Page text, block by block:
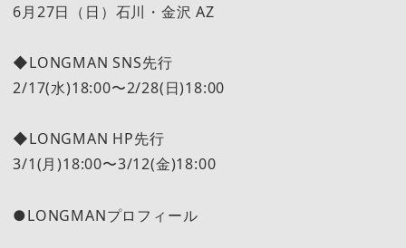
6月27日（日）石川・金沢 AZ
◆LONGMAN SNS先行
2/17(水)18:00〜2/28(日)18:00
◆LONGMAN HP先行
3/1(月)18:00〜3/12(金)18:00
●LONGMANプロフィール